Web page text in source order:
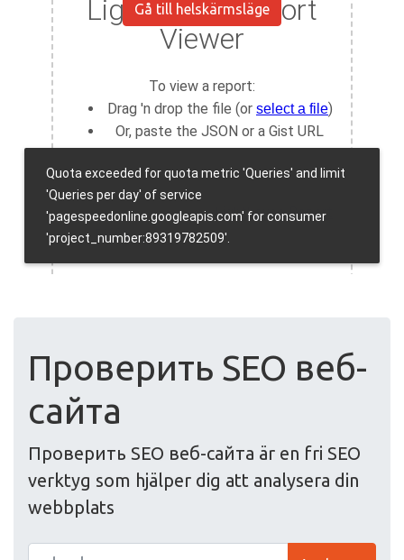
Gå till helskärmsläge
Проверить SEO веб-
сайта
Проверить SEO веб-сайта är en fri SEO
verktyg som hjälper dig att analysera din
webbplats